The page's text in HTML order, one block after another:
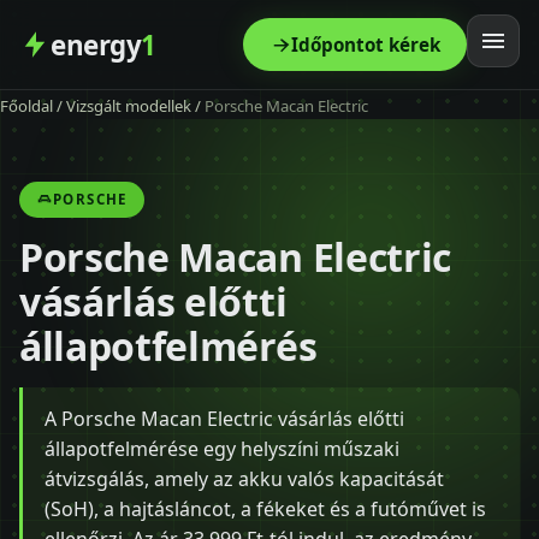
energy1 Időpontot kérek
Főoldal
Szolgáltatás
Árak
Modellek
Kapcsolat
Blog
Főoldal/Vizsgált modellek/ Porsche Macan Electric
PORSCHE
Porsche Macan Electric
vásárlás előtti
állapotfelmérés
A Porsche Macan Electric vásárlás előtti
állapotfelmérése egy helyszíni műszaki
átvizsgálás, amely az akku valós kapacitását
(SoH), a hajtásláncot, a fékeket és a futóművet is